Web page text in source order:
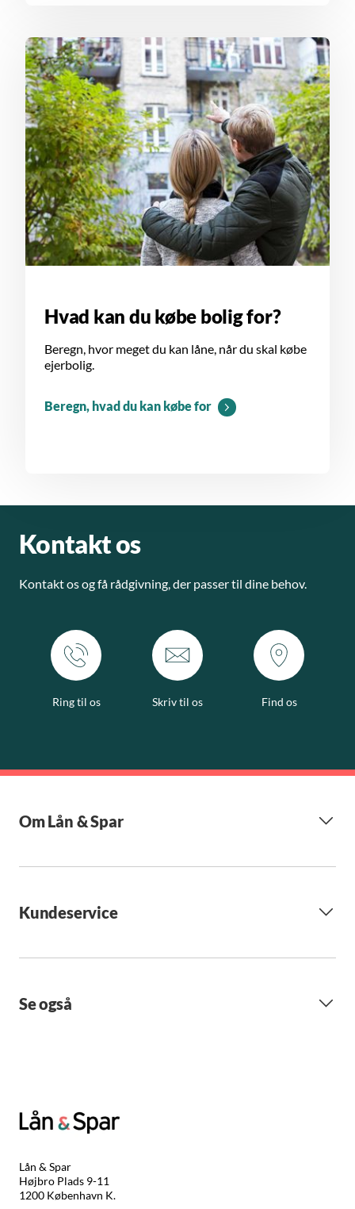
Hvad kan du købe bolig for?
Beregn, hvor meget du kan låne, når du skal købe
ejerbolig.
Beregn, hvad du kan købe for
Kontakt os
Kontakt os og få rådgivning, der passer til dine behov.
Ring til os Skriv til os Find os
Om Lån & Spar
Kundeservice
Se også
Lån & Spar
Højbro Plads 9-11
1200 København K.